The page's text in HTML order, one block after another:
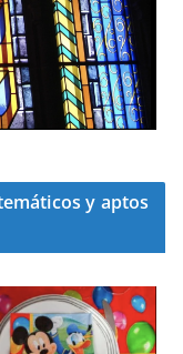
y aptos